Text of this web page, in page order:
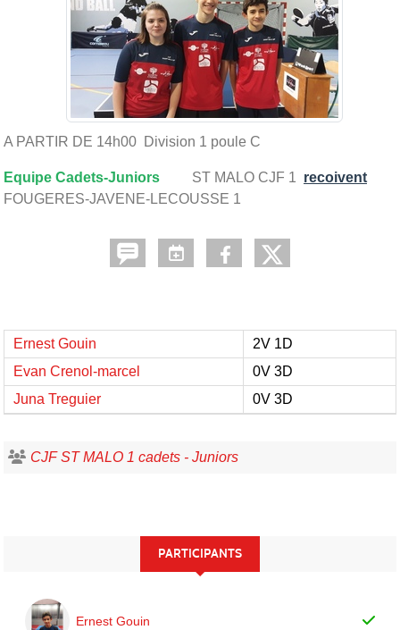
A PARTIR DE 14h00 Division 1 poule C
Equipe Cadets-Juniors ST MALO CJF 1 recoivent
FOUGERES-JAVENE-LECOUSSE 1
Ernest Gouin
2V 1D
Evan Crenol-marcel
0V 3D
Juna Treguier
0V 3D
CJF ST MALO 1 cadets - Juniors
PARTICIPANTS
Ernest Gouin